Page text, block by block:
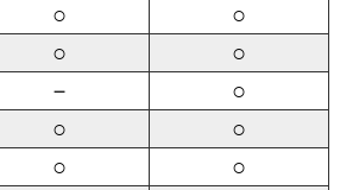
○ ○
○ ○
－ ○
○ ○
○ ○